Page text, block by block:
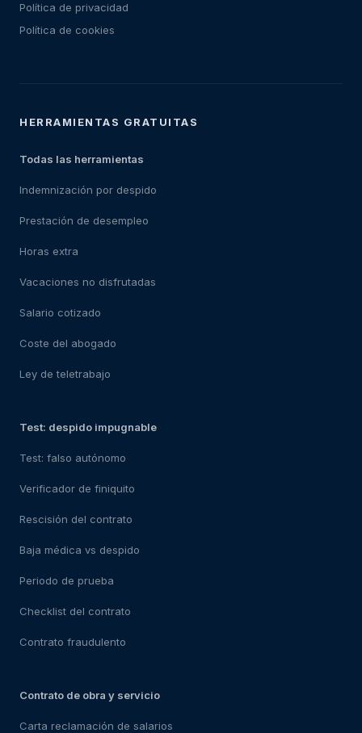
Política de privacidad
Política de cookies
HERRAMIENTAS GRATUITAS
Todas las herramientas
Indemnización por despido
Prestación de desempleo
Horas extra
Vacaciones no disfrutadas
Salario cotizado
Coste del abogado
Ley de teletrabajo
Test: despido impugnable
Test: falso autónomo
Verificador de finiquito
Rescisión del contrato
Baja médica vs despido
Periodo de prueba
Checklist del contrato
Contrato fraudulento
Contrato de obra y servicio
Carta reclamación de salarios